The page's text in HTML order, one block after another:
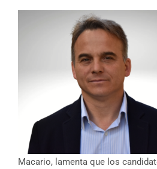
Macario, lamenta que los